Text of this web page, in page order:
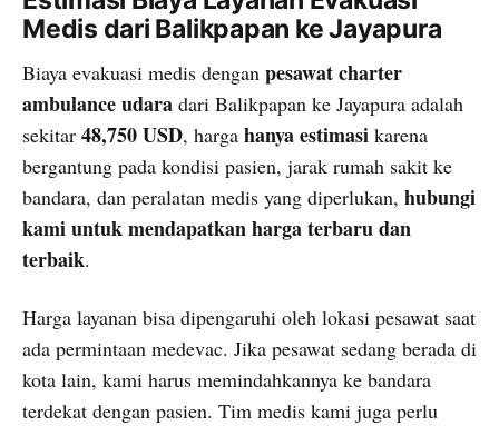
Medis dari Balikpapan ke Jayapura
Biaya evakuasi medis dengan pesawat charter
ambulance udara dari Balikpapan ke Jayapura adalah
sekitar 48,750 USD, harga hanya estimasi karena
bergantung pada kondisi pasien, jarak rumah sakit ke
bandara, dan peralatan medis yang diperlukan, hubungi
kami untuk mendapatkan harga terbaru dan
terbaik.
Harga layanan bisa dipengaruhi oleh lokasi pesawat saat
ada permintaan medevac. Jika pesawat sedang berada di
kota lain, kami harus memindahkannya ke bandara
terdekat dengan pasien. Tim medis kami juga perlu